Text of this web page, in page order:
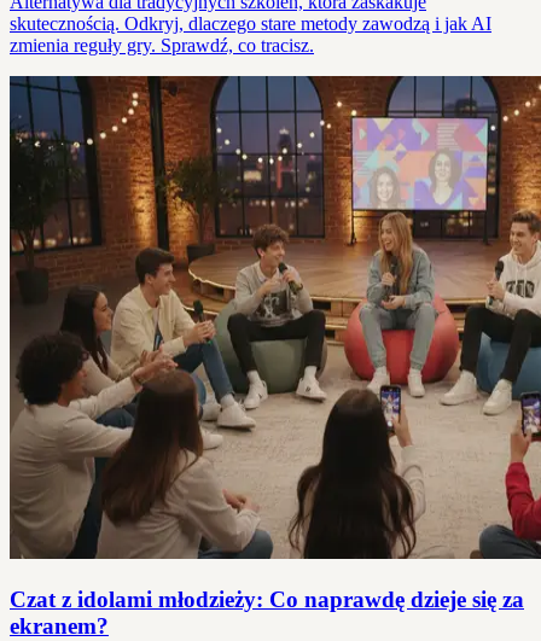
skutecznością. Odkryj, dlaczego stare metody zawodzą i jak AI
zmienia reguły gry. Sprawdź, co tracisz.
Czat z idolami młodzieży: Co naprawdę dzieje się za
ekranem?